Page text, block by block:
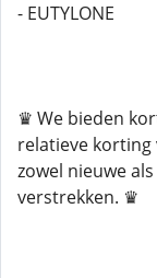
- EUTYLONE
♛ We bieden
relatieve korting
zowel nieuwe
verstrekken. ♛